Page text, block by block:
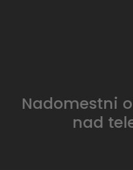
Nadomestni
nad